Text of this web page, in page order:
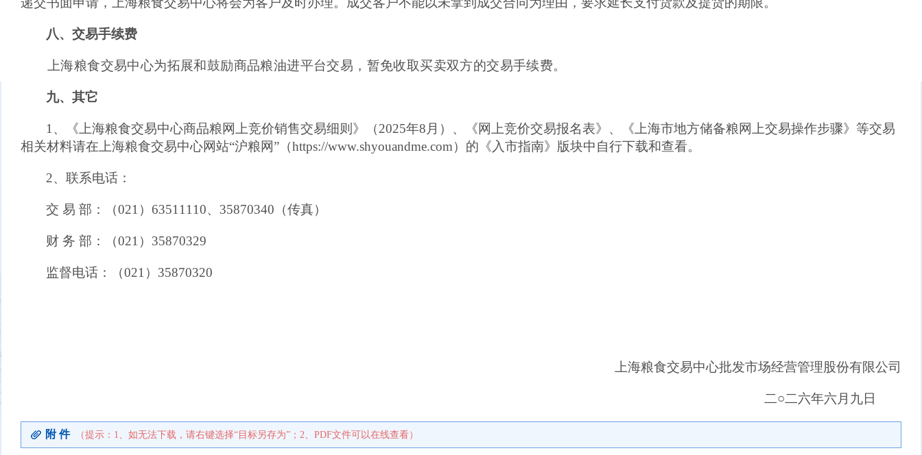
八、交易手续费
上海粮食交易中心为拓展和鼓励商品粮油进平台交易，暂免收取买卖双方的交易手续费。
九、其它
1、《上海粮食交易中心商品粮网上竞价销售交易细则》（2025年8 月）、《网上竞价交易报名表》、 《上海市地方储备粮网上交易操作步骤》等交易
相关材料请在上海粮食交易中心网站“沪粮网”（https://www.shyouandme.com）的《 入市指南》版块中自行下载和查看。
2、联系电话：
交 易 部：（021）63511110、35870340（传真）
财 务 部：（021）35870329
监督电话：（021）35870320
上海粮食交易中心批发市场经营管理股份有限公司
二○二六年六月九日
附 件 （提示：1、如无法下载，请右键选择“目标另存为”；2、PDF文件可以在线查看）